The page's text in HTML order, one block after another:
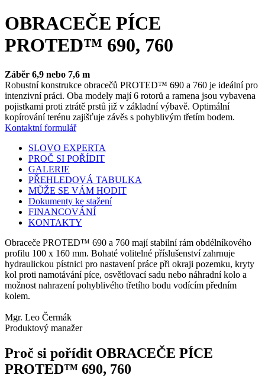
OBRACEČE PÍCE
PROTED™ 690, 760
Záběr 6,9 nebo 7,6 m
Robustní konstrukce obracečů PROTED™ 690 a 760 je ideální pro
intenzivní práci. Oba modely mají 6 rotorů a ramena jsou vybavena
pojistkami proti ztrátě prstů již v základní výbavě. Optimální
kopírování terénu zajišťuje závěs s pohyblivým třetím bodem.
Kontaktní formulář
SLOVO EXPERTA
PROČ SI POŘÍDIT
GALERIE
PŘEHLEDOVÁ TABULKA
MŮŽE SE VÁM HODIT
Dokumenty ke stažení
FINANCOVÁNÍ
KONTAKTY
Obraceče PROTED™ 690 a 760 mají stabilní rám obdélníkového
profilu 100 x 160 mm. Bohaté volitelné příslušenství zahrnuje
hydraulickou pístnici pro nastavení práce při okraji pozemku, kryty
kol proti namotávání píce, osvětlovací sadu nebo náhradní kolo a
možnost nahrazení pohyblivého třetího bodu vodícím předním
kolem.
Mgr. Leo Čermák
Produktový manažer
Proč si pořídit OBRACEČE PÍCE
PROTED™ 690, 760